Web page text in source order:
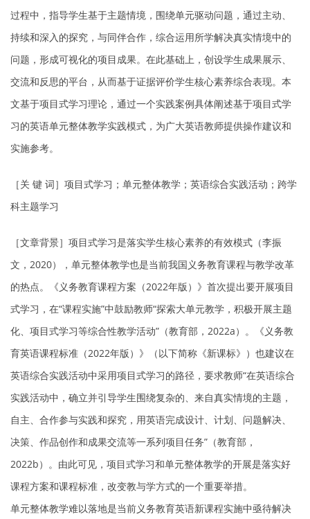
过程中，指导学生基于主题情境，围绕单元驱动问题，通过主动、
持续和深入的探究，与同伴合作，综合运用所学解决真实情境中的
问题，形成可视化的项目成果。在此基础上，创设学生成果展示、
交流和反思的平台，从而基于证据评价学生核心素养综合表现。本
文基于项目式学习理论，通过一个实践案例具体阐述基于项目式学
习的英语单元整体教学实践模式，为广大英语教师提供操作建议和
实施参考。
［关 键 词］项目式学习；单元整体教学；英语综合实践活动；跨学
科主题学习
［文章背景］项目式学习是落实学生核心素养的有效模式（李振
文，2020），单元整体教学也是当前我国义务教育课程与教学改革
的热点。《义务教育课程方案（2022年版）》首次提出要开展项目
式学习，在“课程实施”中鼓励教师“探索大单元教学，积极开展主题
化、项目式学习等综合性教学活动”（教育部，2022a）。《义务教
育英语课程标准（2022年版）》（以下简称《新课标》）也建议在
英语综合实践活动中采用项目式学习的路径，要求教师“在英语综合
实践活动中，确立并引导学生围绕复杂的、来自真实情境的主题，
自主、合作参与实践和探究，用英语完成设计、计划、问题解决、
决策、作品创作和成果交流等一系列项目任务”（教育部，
2022b）。由此可见，项目式学习和单元整体教学的开展是落实好
课程方案和课程标准，改变教与学方式的一个重要举措。
单元整体教学难以落地是当前义务教育英语新课程实施中亟待解决